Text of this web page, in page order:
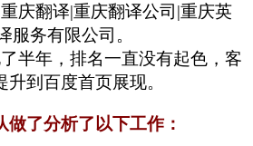
庆翻译|重庆翻译公司|重庆英
服务有限公司。
半年，排名一直没有起色，客
到百度首页展现。
了分析了以下工作：